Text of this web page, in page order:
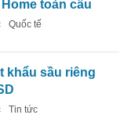
toàn cầu
Quốc tế
khẩu sầu riêng
Tin tức